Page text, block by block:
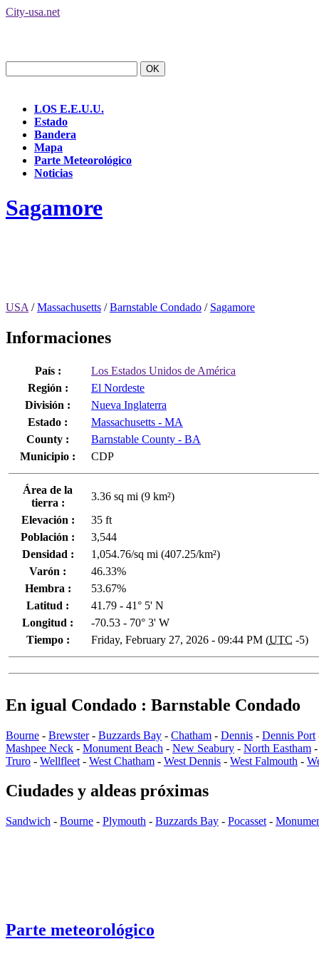
City-usa.net
LOS E.E.U.U.
Estado
Bandera
Mapa
Parte Meteorológico
Noticias
Sagamore
USA /Massachusetts /Barnstable Condado / Sagamore
Informaciones
País :
Los Estados Unidos de América
Región :
El Nordeste
División :
Nueva Inglaterra
Estado :
Massachusetts - MA
County :
Barnstable County - BA
Municipio :
CDP
Área de la
tierra :
3.36 sq mi (9 km²)
Elevación :
35 ft
Población :
3,544
Densidad :
1,054.76/sq mi (407.25/km²)
Varón :
46.33%
Hembra :
53.67%
Latitud :
41.79 - 41° 5' N
Longitud :
-70.53 - 70° 3' W
Tiempo :
Friday, February 27, 2026 - 09:44 PM (UTC -5)
En igual Condado : Barnstable Condado
Bourne - Brewster- Buzzards Bay - Chatham - Dennis - Dennis Port
Mashpee Neck - Monument Beach - New Seabury - North Eastham
Truro - Wellfleet - West Chatham - West Dennis - West Falmouth -
Ciudades y aldeas próximas
Sandwich - Bourne - Plymouth - Buzzards Bay - Pocasset -
Parte meteorológico